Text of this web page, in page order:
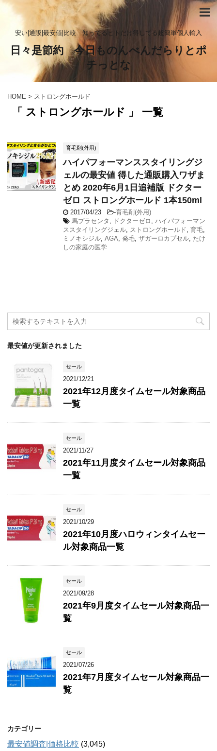
安い|通販|最安値|比較 知ってるヒトだけ得してる超簡単個人輸入
日々是節約 今日ものんべんだらりとポ
チっとな
HOME > ストロングホールド
「 ストロングホールド 」 一覧
育毛剤(外用)
ハイパフォーマンススタイリングジ
ェルの最安値 得した通販購入ワザま
とめ 2020年6月1日追補版 ドクター
ゼロ ストロングホールド 1本150ml
2017/04/23 -育毛剤(外用)
馬プラセンタ , ドクターゼロ , ハイパフォーマン
ススタイリングジェル, ストロングホールド, 育毛,
ミノキシジル, AGA, 発毛, ザガーロカプセル, たけ
しの家庭の医学
最安値が更新されました
セール
2021/12/21
2021年12月度タイムセール対象商品
一覧
セール
2021/11/27
2021年11月度タイムセール対象商品
一覧
セール
2021/10/29
2021年10月度ハロウィンタイムセー
ル対象商品一覧
セール
2021/09/28
2021年9月度タイムセール対象商品一
覧
セール
2021/07/26
2021年7月度タイムセール対象商品一
覧
カテゴリー
最安値調査|価格比較 (3,045)